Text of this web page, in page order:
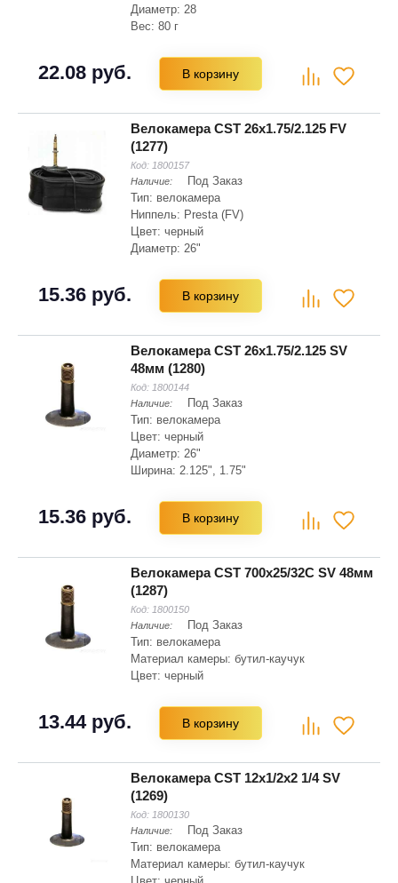
Диаметр: 28
Вес: 80 г
Ширина: 25 мм
22.08 руб. В корзину
Велокамера CST 26x1.75/2.125 FV
(1277)
Код: 1800157
Наличие:
Под Заказ
Тип: велокамера
Ниппель: Presta (FV)
Цвет: черный
Диаметр: 26"
Диаметр: 559 мм
15.36 руб. В корзину
Велокамера CST 26x1.75/2.125 SV
48мм (1280)
Код: 1800144
Наличие:
Под Заказ
Тип: велокамера
Цвет: черный
Диаметр: 26"
Ширина: 2.125", 1.75"
15.36 руб. В корзину
Велокамера CST 700x25/32C SV 48мм
(1287)
Код: 1800150
Наличие:
Под Заказ
Тип: велокамера
Материал камеры: бутил-каучук
Цвет: черный
13.44 руб. В корзину
Велокамера CST 12x1/2x2 1/4 SV
(1269)
Код: 1800130
Наличие:
Под Заказ
Тип: велокамера
Материал камеры: бутил-каучук